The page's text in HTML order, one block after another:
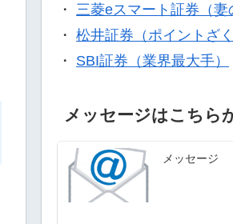
・ 三菱eスマート証券（妻
・ 松井証券（ポイントざく
・ SBI証券（業界最大手）
メッセージはこちら
メッセージ